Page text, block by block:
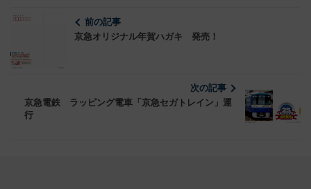
前の記事
京急オリジナル年賀ハガキ 発売！
次の記事
京急電鉄 ラッピング電車「京急セガトレイン」運
行